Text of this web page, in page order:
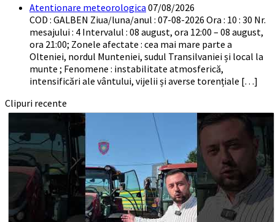
Atentionare meteorologica 07/08/2026
COD : GALBEN Ziua/luna/anul : 07-08-2026 Ora : 10 : 30 Nr.
mesajului : 4 Intervalul : 08 august, ora 12:00 – 08 august,
ora 21:00; Zonele afectate : cea mai mare parte a
Olteniei, nordul Munteniei, sudul Transilvaniei și local la
munte ; Fenomene : instabilitate atmosferică,
intensificări ale vântului, vijelii și averse torențiale […]
Clipuri recente